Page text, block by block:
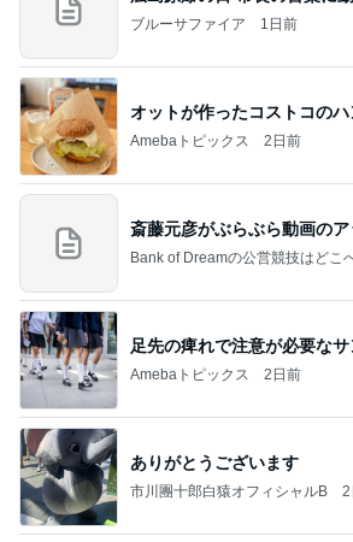
ブルーサファイア 1日前
オットが作ったコストコの
Amebaトピックス 2日前
斎藤元彦がぶらぶら動画の
Bank of Dreamの公営競技はどこ
足先の痺れで注意が必要な
Amebaトピックス 2日前
ありがとうございます
市川團十郎白猿オフィシャルB 2